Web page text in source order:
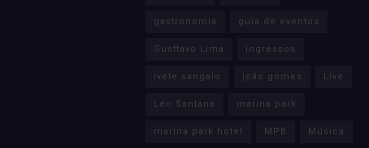
gastronomia guia de eventos
Gusttavo Lima ingressos
ivete sangalo joão gomes Live
Léo Santana marina park
marina park hotel MPB Música